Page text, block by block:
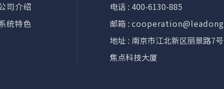
司介绍
统特色
电话 : 400-6130-885
邮箱 :
地址 : 南京市江北新区丽景路7号
焦点科技大厦